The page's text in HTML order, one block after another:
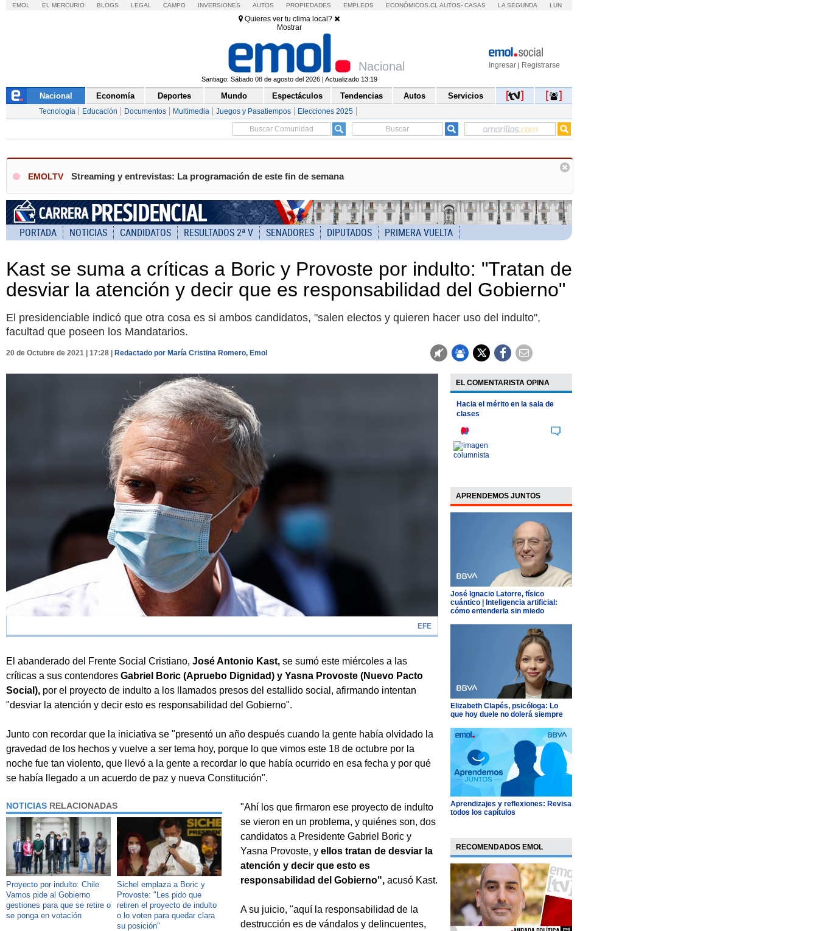
EMOL EL MERCURIO BLOGS LEGAL CAMPO INVERSIONES AUTOS PROPIEDADES EMPLEOS ECONÓMICOS.CL AUTOS- CASAS LA SEGUNDA LUN
Quieres ver tu clima local?
Mostrar
Ingresar | Registrarse
Nacional
Santiago: Sábado 08 de agosto del 2026 | Actualizado 13:19
Nacional Economía Deportes Mundo Espectáculos Tendencias Autos Servicios
Tecnología Educación Documentos Multimedia Juegos y Pasatiempos Elecciones 2025
EMOLTV Streaming y entrevistas: La programación de este fin de semana
PORTADA NOTICIAS CANDIDATOS RESULTADOS 2ª V SENADORES DIPUTADOS PRIMERA VUELTA
Kast se suma a críticas a Boric y Provoste por indulto: "Tratan de
desviar la atención y decir que es responsabilidad del Gobierno"
El presidenciable indicó que otra cosa es si ambos candidatos, "salen electos y quieren hacer uso del indulto",
facultad que poseen los Mandatarios.
20 de Octubre de 2021 | 17:28 | Redactado por María Cristina Romero, Emol
EFE
El abanderado del Frente Social Cristiano, José Antonio Kast, se sumó este miércoles a las
críticas a sus contendores Gabriel Boric (Apruebo Dignidad) y Yasna Provoste (Nuevo Pacto
Social), por el proyecto de indulto a los llamados presos del estallido social, afirmando intentan
"desviar la atención y decir esto es responsabilidad del Gobierno".
Junto con recordar que la iniciativa se "presentó un año después cuando la gente había olvidado la
gravedad de los hechos y vuelve a ser tema hoy, porque lo que vimos este 18 de octubre por la
noche fue tan violento, que llevó a la gente a recordar lo que había ocurrido en esa fecha y por qué
se había llegado a un acuerdo de paz y nueva Constitución".
NOTICIAS RELACIONADAS
Proyecto por indulto: Chile
Vamos pide al Gobierno
gestiones para que se retire o
se ponga en votación
Sichel emplaza a Boric y
Provoste: "Les pido que
retiren el proyecto de indulto
o lo voten para quedar clara
su posición"
"Ahí los que firmaron ese proyecto de indulto
se vieron en un problema, y quiénes son, dos
candidatos a Presidente Gabriel Boric y
Yasna Provoste, y ellos tratan de desviar la
atención y decir que esto es
responsabilidad del Gobierno",acusó Kast.
A su juicio, "aquí la responsabilidad de la
destrucción es de vándalos y delincuentes,
EL COMENTARISTA OPINA
Hacia el mérito en la sala de
clases
APRENDEMOS JUNTOS
José Ignacio Latorre, físico
cuántico | Inteligencia artificial:
cómo entenderla sin miedo
Elizabeth Clapés, psicóloga: Lo
que hoy duele no dolerá siempre
Aprendizajes y reflexiones: Revisa
todos los capítulos
RECOMENDADOS EMOL